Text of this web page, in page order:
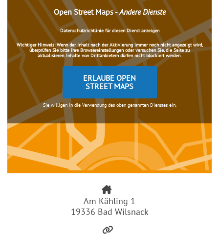
Open Street Maps-Andere Dienste
Datenschutzrichtlinie für diesen Dienst anzeigen
Wichtiger Hinweis:Wenn der Inhalt nach der Aktivierung immer noch nicht angezeigt wird,
überprüfen Sie bitte Ihre Browsereinstellungen oder versuchen Sie, die Seite zu
aktualisieren. Inhalte von Drittanbietern dürfen nicht blockiert werden.
ERLAUBE OPEN
STREET MAPS
Sie willigen in die Verwendung des oben genannten Dienstes ein.
Am Kähling 1
19336 Bad Wilsnack